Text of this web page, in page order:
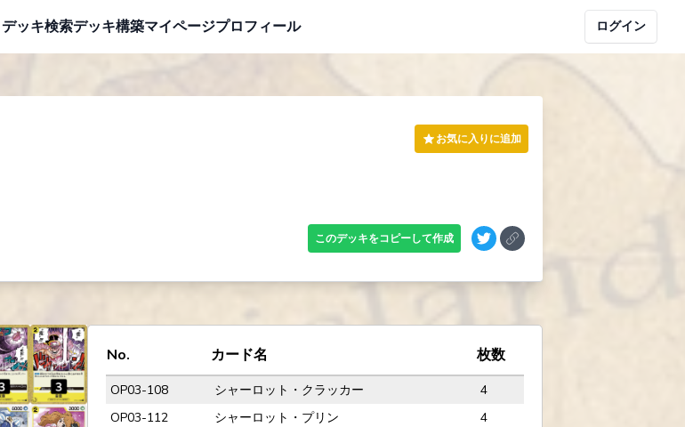
デッキ検索デッキ構築マイページプロフィール ログイン
お気に入りに追加
このデッキをコピーして作成
No. カード名 枚数
OP03-108 シャーロット・クラッカー
4
OP03-112
シャーロット・プリン
4